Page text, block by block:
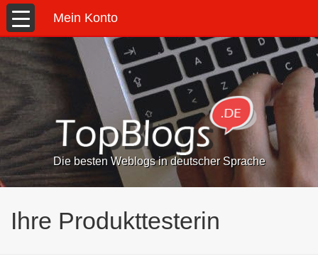
Mein Konto
Die besten Weblogs in deutscher Sprache
Ihre Produkttesterin